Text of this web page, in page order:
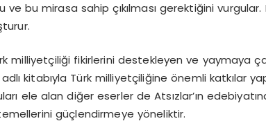
bu mirasa sahip çıkılması gerektiğini
milliyetçiliği fikirlerini destekleyen ve yaymaya
kitabıyla Türk milliyetçiliğine önemli katkılar
ele alan diğer eserler de Atsızlar’ın
güçlendirmeye yöneliktir.